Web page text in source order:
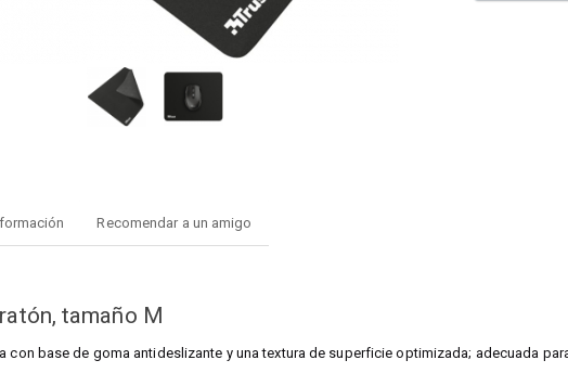
Recomendar a un amigo
tamaño M
con base de goma antideslizante y una textura de superficie optimizada; adecuada